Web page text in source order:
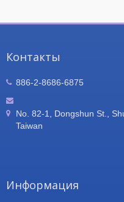
Контакты
886-2-8686-6875
No. 82-1, Dongshun St.,
Taiwan
Информация